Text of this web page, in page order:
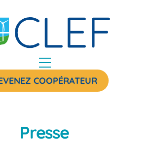
Menu
COOPÉRATEUR
Presse